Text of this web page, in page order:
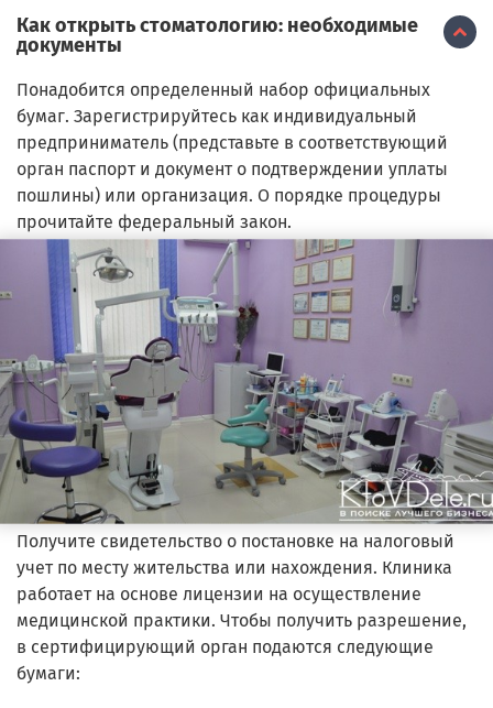
Как открыть стоматологию: необходимые
документы
Понадобится определенный набор официальных
бумаг. Зарегистрируйтесь как индивидуальный
предприниматель (представьте в соответствующий
орган паспорт и документ о подтверждении уплаты
пошлины) или организация. О порядке процедуры
прочитайте федеральный закон.
Получите свидетельство о постановке на налоговый
учет по месту жительства или нахождения. Клиника
работает на основе лицензии на осуществление
медицинской практики. Чтобы получить разрешение,
в сертифицирующий орган подаются следующие
бумаги: